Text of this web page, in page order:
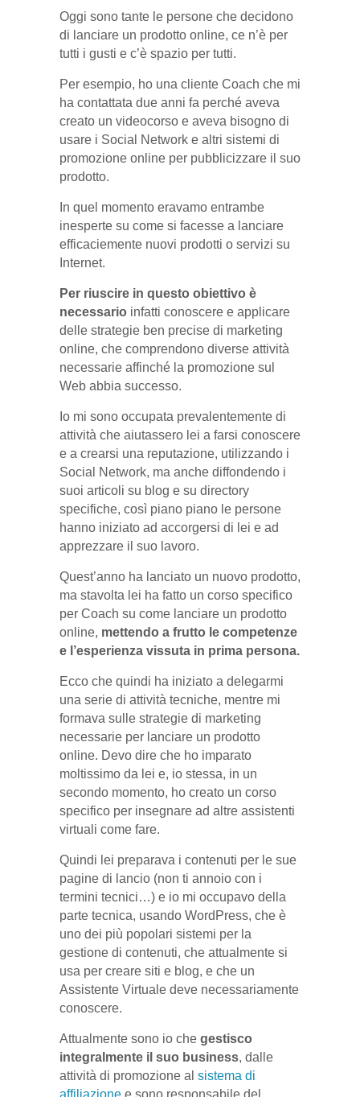
Oggi sono tante le persone che decidono
di lanciare un prodotto online, ce n’è per
tutti i gusti e c’è spazio per tutti.
Per esempio, ho una cliente Coach che mi
ha contattata due anni fa perché aveva
creato un videocorso e aveva bisogno di
usare i Social Network e altri sistemi di
promozione online per pubblicizzare il suo
prodotto.
In quel momento eravamo entrambe
inesperte su come si facesse a lanciare
efficaciemente nuovi prodotti o servizi su
Internet.
Per riuscire in questo obiettivo è
necessario infatti conoscere e applicare
delle strategie ben precise di marketing
online, che comprendono diverse attività
necessarie affinché la promozione sul
Web abbia successo.
Io mi sono occupata prevalentemente di
attività che aiutassero lei a farsi conoscere
e a crearsi una reputazione, utilizzando i
Social Network, ma anche diffondendo i
suoi articoli su blog e su directory
specifiche, così piano piano le persone
hanno iniziato ad accorgersi di lei e ad
apprezzare il suo lavoro.
Quest’anno ha lanciato un nuovo prodotto,
ma stavolta lei ha fatto un corso specifico
per Coach su come lanciare un prodotto
online, mettendo a frutto le competenze
e l’esperienza vissuta in prima persona.
Ecco che quindi ha iniziato a delegarmi
una serie di attività tecniche, mentre mi
formava sulle strategie di marketing
necessarie per lanciare un prodotto
online. Devo dire che ho imparato
moltissimo da lei e, io stessa, in un
secondo momento, ho creato un corso
specifico per insegnare ad altre assistenti
virtuali come fare.
Quindi lei preparava i contenuti per le sue
pagine di lancio (non ti annoio con i
termini tecnici…) e io mi occupavo della
parte tecnica, usando WordPress, che è
uno dei più popolari sistemi per la
gestione di contenuti, che attualmente si
usa per creare siti e blog, e che un
Assistente Virtuale deve necessariamente
conoscere.
Attualmente sono io che gestisco
integralmente il suo business, dalle
attività di promozione al sistema di
affiliazione e sono responsabile del